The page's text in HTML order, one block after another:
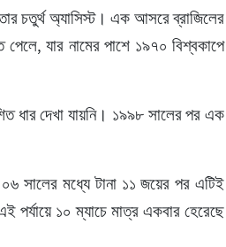
চতুর্থ অ্যাসিস্ট। এক আসরে ব্রাজিলের
যার নামের পাশে ১৯৭০ বিশ্বকাপে
ধার দেখা যায়নি। ১৯৯৮ সালের পর এক
সালের মধ্যে টানা ১১ জয়ের পর এটিই
পর্যায়ে ১০ ম্যাচে মাত্র একবার হেরেছে